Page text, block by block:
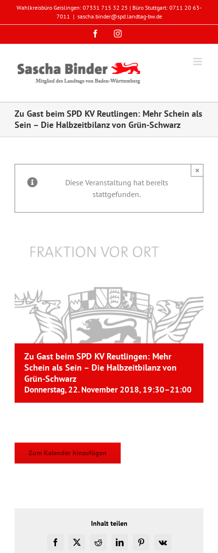
Wahlkreisbüro Geislingen: 07331 715 32 25 | Büro Stuttgart: 0711 20 63-
7011 | sascha.binder@spd.landtag-bw.de
FacebookInstagram
Zu Gast beim SPD KV Reutlingen: Mehr Schein als
Sein – Die Halbzeitbilanz von Grün-Schwarz
Diese Veranstaltung hat bereits
stattgefunden.
×
Zu Gast beim SPD KV Reutlingen: Mehr
Schein als Sein – Die Halbzeitbilanz von
Grün-Schwarz
Donnerstag, 22. November 2018, 19:30–21:00
Zum Kalender hinzufügen
Inhalt teilen
Facebook
X RedditLinkedInPinterest
Vk